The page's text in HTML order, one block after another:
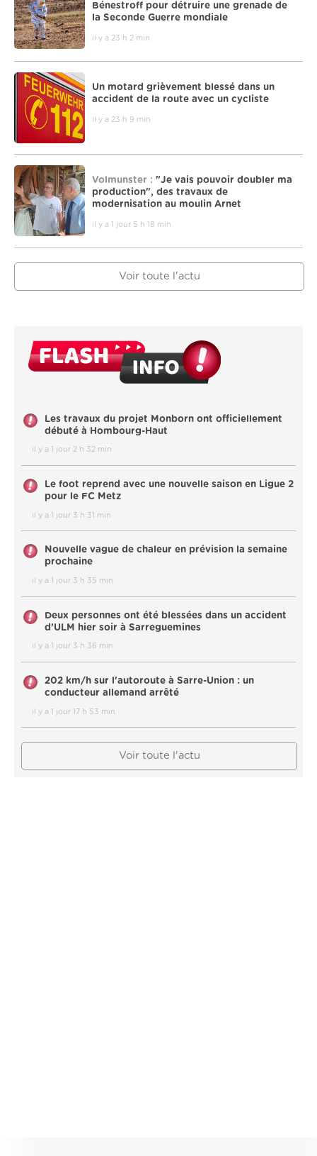
Bénestroff pour détruire une grenade de
la Seconde Guerre mondiale
il y a 23 h 2 min
Un motard grièvement blessé dans un
accident de la route avec un cycliste
il y a 23 h 9 min
Volmunster : "Je vais pouvoir doubler ma
production", des travaux de
modernisation au moulin Arnet
il y a 1 jour 5 h 18 min
Voir toute l'actu
Les travaux du projet Monborn ont officiellement
débuté à Hombourg-Haut
il y a 1 jour 2 h 32 min
Le foot reprend avec une nouvelle saison en Ligue 2
pour le FC Metz
il y a 1 jour 3 h 31 min
Nouvelle vague de chaleur en prévision la semaine
prochaine
il y a 1 jour 3 h 35 min
Deux personnes ont été blessées dans un accident
d’ULM hier soir à Sarreguemines
il y a 1 jour 3 h 36 min
202 km/h sur l'autoroute à Sarre-Union : un
conducteur allemand arrêté
il y a 1 jour 17 h 53 min
Voir toute l'actu